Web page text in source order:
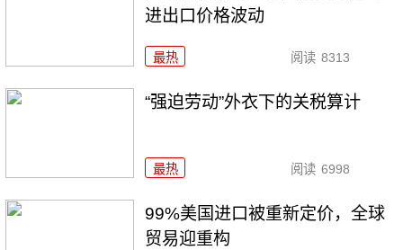
进出口价格波动
最热 阅读 8313
“强迫劳动”外衣下的关税算计
最热 阅读 6998
99%美国进口被重新定价，全球
贸易迎重构